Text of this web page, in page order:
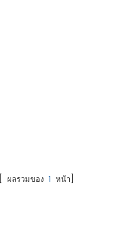
[ ผลรวมของ 1 หน้า]